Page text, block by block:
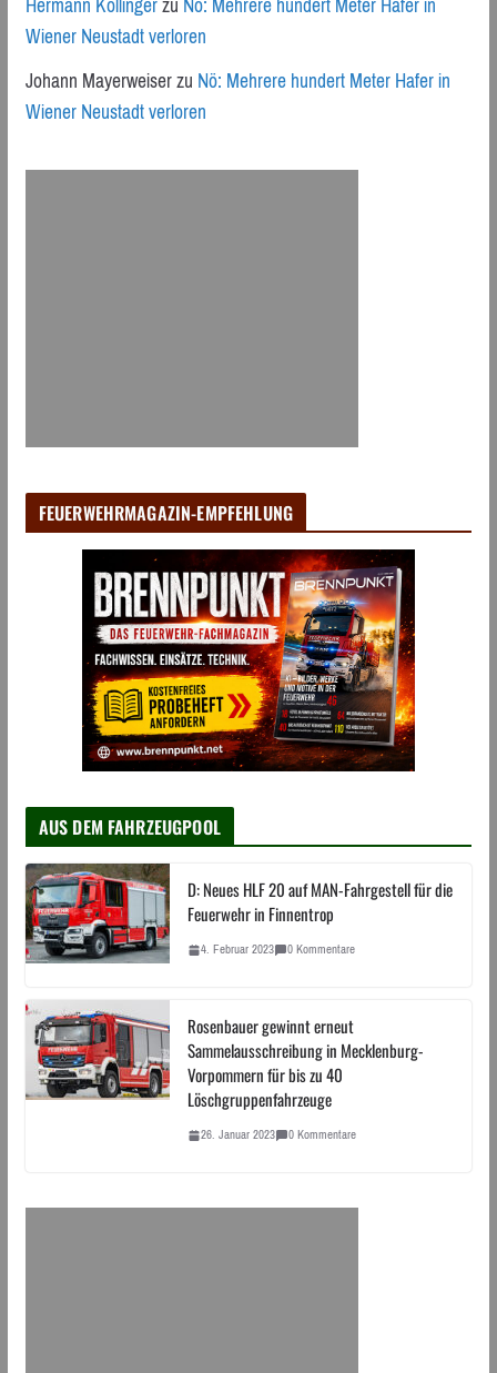
Wiener Neustadt verloren
Johann MayerweiserzuNö: Mehrere hundert Meter Hafer in
Wiener Neustadt verloren
FEUERWEHRMAGAZIN-EMPFEHLUNG
AUS DEM FAHRZEUGPOOL
D: Neues HLF 20 auf MAN-Fahrgestell für die
Feuerwehr in Finnentrop
4. Februar 2023 0 Kommentare
Rosenbauer gewinnt erneut
Sammelausschreibung in Mecklenburg-
Vorpommern für bis zu 40
Löschgruppenfahrzeuge
26. Januar 2023 0 Kommentare